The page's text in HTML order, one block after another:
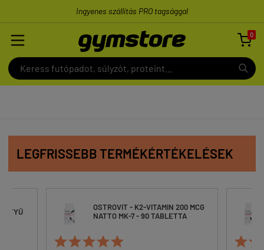
Ingyenes szállítás PRO tagsággal
0

LEGFRISSEBB TERMÉKÉRTÉKELÉSEK
OSTROVIT - K2-VITAMIN 200 MCG
NATTO MK-7 - 90 TABLETTA
 